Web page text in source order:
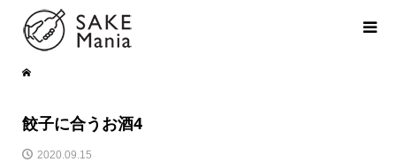
餃子に合うお酒4
2020.09.15